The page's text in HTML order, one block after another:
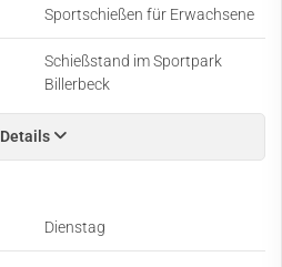
Sportschießen für Erwachsene
Schießstand im Sportpark
Billerbeck
Details
Dienstag